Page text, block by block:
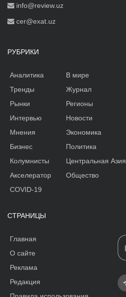
info@review.uz
cer@exat.uz
РУБРИКИ
Аналитика
Тренды
Рынки
Интервью
Мнения
Бизнес
Колумнисты
Акселератор
В мире
Журнал
Регионы
Новости
Экономика
Политика
Центральная Азия
Общество
COVID-19
СТРАНИЦЫ
Главная
О сайте
Реклама
Редакция